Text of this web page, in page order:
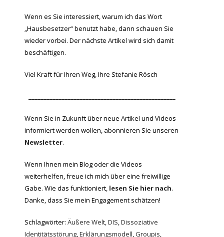
Wenn es Sie interessiert, warum ich das Wort
„Hausbesetzer“ benutzt habe, dann schauen Sie
wieder vorbei. Der nächste Artikel wird sich damit
beschäftigen.
Viel Kraft für Ihren Weg, Ihre Stefanie Rösch
Wenn Sie in Zukunft über neue Artikel und Videos
informiert werden wollen, abonnieren Sie unseren
Newsletter.
Wenn Ihnen mein Blog oder die Videos
weiterhelfen, freue ich mich über eine freiwillige
Gabe. Wie das funktioniert, lesen Sie hier nach.
Danke, dass Sie mein Engagement schätzen!
Schlagwörter: Äußere Welt,DIS,Dissoziative
Identitätsstörung,Erklärungsmodell,Groupis,